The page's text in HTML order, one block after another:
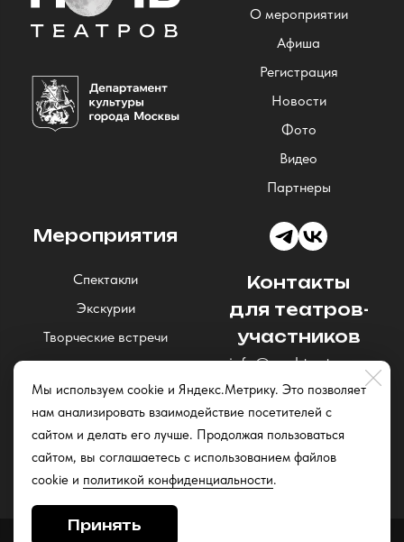
Мы используем cookie и Яндекс.Метрику. Это позволяет
нам анализировать взаимодействие посетителей с
сайтом и делать его лучше. Продолжая пользоваться
сайтом, вы соглашаетесь с использованием файлов
cookie и политикой конфиденциальности.
Принять
О мероприятии
Афиша
Регистрация
Новости
Фото
Видео
Партнеры
Мероприятия
Спектакли
Экскурии
Творческие встречи
Концерты
Читки и открытые
репетиции
Контакты
для театров-
участников
info@nochteatrov.ru